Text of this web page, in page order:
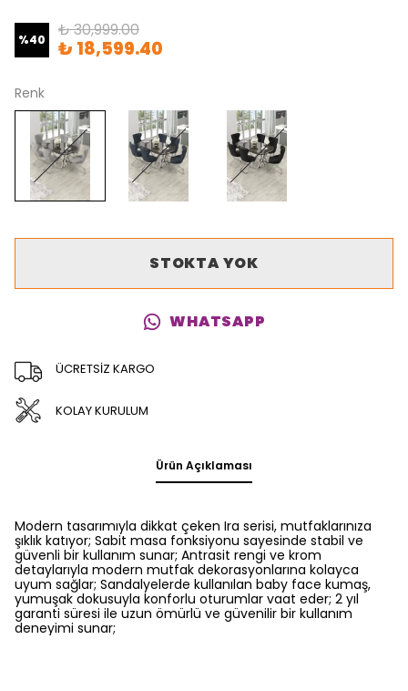
%40 ₺ 30,999.00
₺ 18,599.40
Renk
STOKTA YOK
WHATSAPP
ÜCRETSİZ KARGO
KOLAY KURULUM
Ürün Açıklaması
Modern tasarımıyla dikkat çeken Ira serisi, mutfaklarınıza
şıklık katıyor; Sabit masa fonksiyonu sayesinde stabil ve
güvenli bir kullanım sunar; Antrasit rengi ve krom
detaylarıyla modern mutfak dekorasyonlarına kolayca
uyum sağlar; Sandalyelerde kullanılan baby face kumaş,
yumuşak dokusuyla konforlu oturumlar vaat eder; 2 yıl
garanti süresi ile uzun ömürlü ve güvenilir bir kullanım
deneyimi sunar;